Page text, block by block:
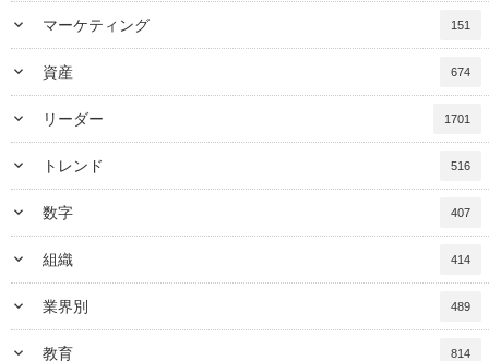
keyboard_arrow_down マーケティング 151
keyboard_arrow_down 資産 674
keyboard_arrow_down リーダー 1701
keyboard_arrow_down トレンド 516
keyboard_arrow_down 数字 407
keyboard_arrow_down 組織 414
keyboard_arrow_down 業界別 489
keyboard_arrow_down 教育 814